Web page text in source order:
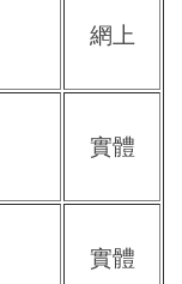
網上
實體
實體